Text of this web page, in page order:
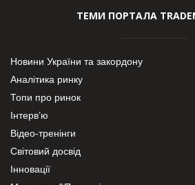
ТЕМИ ПОРТАЛА
Новини України та закордону
Аналітика ринку
Топи про ринок
Інтерв’ю
Відео-тренінги
Світовий досвід
Інновації